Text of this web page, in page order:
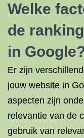
Welke
de
in
Er zijn
jouw website in
aspecten zijn
relevantie van de
gebruik van